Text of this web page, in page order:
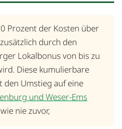
Prozent der Kosten über
durch den
Lokalbonus von bis zu
Diese kumulierbare
Umstieg auf eine
und Weser-Ems
nie zuvor,